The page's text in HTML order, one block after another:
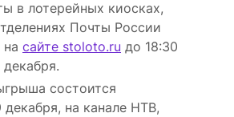
в лотерейных киосках,
Почты России
сайте stoloto.ru до 18:30
состоится
декабря, на канале НТВ,